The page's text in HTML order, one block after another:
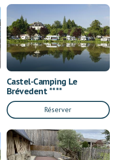
Castel-Camping Le
Brévedent ****
Réserver